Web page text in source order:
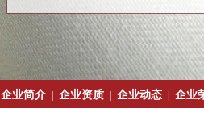
企业简介 企业资质 企业动态 企业